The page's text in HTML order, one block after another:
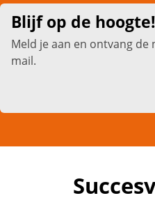
Blijf op de hoogte!
Meld je aan en ontvang
mail.